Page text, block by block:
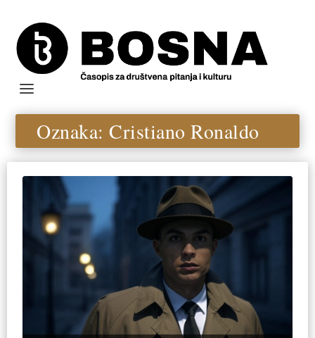
Oznaka:Cristiano Ronaldo